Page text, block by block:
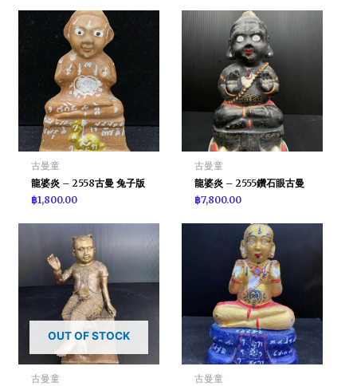
古曼童
龍婆炎 – 2558古曼 兔子版
฿1,800.00
古曼童
龍婆炎 – 2555鑽石眼古曼
฿7,800.00
OUT OF STOCK
古曼童 古曼童